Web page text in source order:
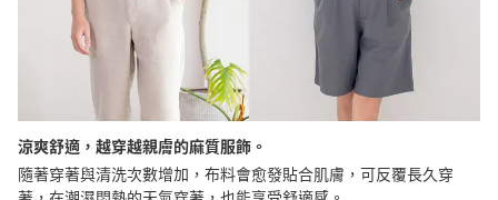
涼爽舒適，越穿越親膚的麻質服飾。
隨著穿著與清洗次數增加，布料會愈發貼合肌膚，可反覆長久穿